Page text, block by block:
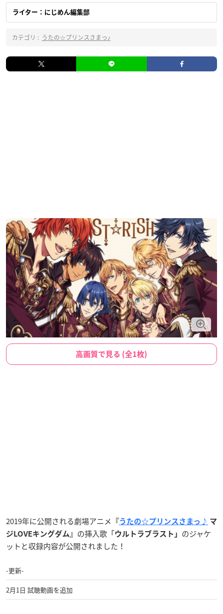
ライター：にじめん編集部
カテゴリ : うたの☆プリンスさまっ♪
高画質で見る (全1枚)
2019年に公開される劇場アニメ 『うたの☆プリンスさまっ♪ マ
ジLOVEキングダム』 の挿入歌「ウルトラブラスト」 のジャケ
ットと収録内容が公開されました！
-更新-
2月1日 試聴動画を追加